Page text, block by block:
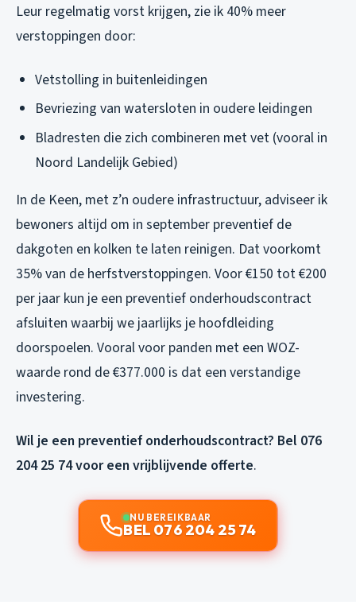
Leur regelmatig vorst krijgen, zie ik 40% meer
verstoppingen door:
Vetstolling in buitenleidingen
Bevriezing van watersloten in oudere leidingen
Bladresten die zich combineren met vet (vooral in
Noord Landelijk Gebied)
In de Keen, met z’n oudere infrastructuur, adviseer ik
bewoners altijd om in september preventief de
dakgoten en kolken te laten reinigen. Dat voorkomt
35% van de herfstverstoppingen. Voor €150 tot €200
per jaar kun je een preventief onderhoudscontract
afsluiten waarbij we jaarlijks je hoofdleiding
doorspoelen. Vooral voor panden met een WOZ-
waarde rond de €377.000 is dat een verstandige
investering.
Wil je een preventief onderhoudscontract? Bel 076
204 25 74 voor een vrijblijvende offerte.
NU BEREIKBAAR
BEL 076 204 25 74